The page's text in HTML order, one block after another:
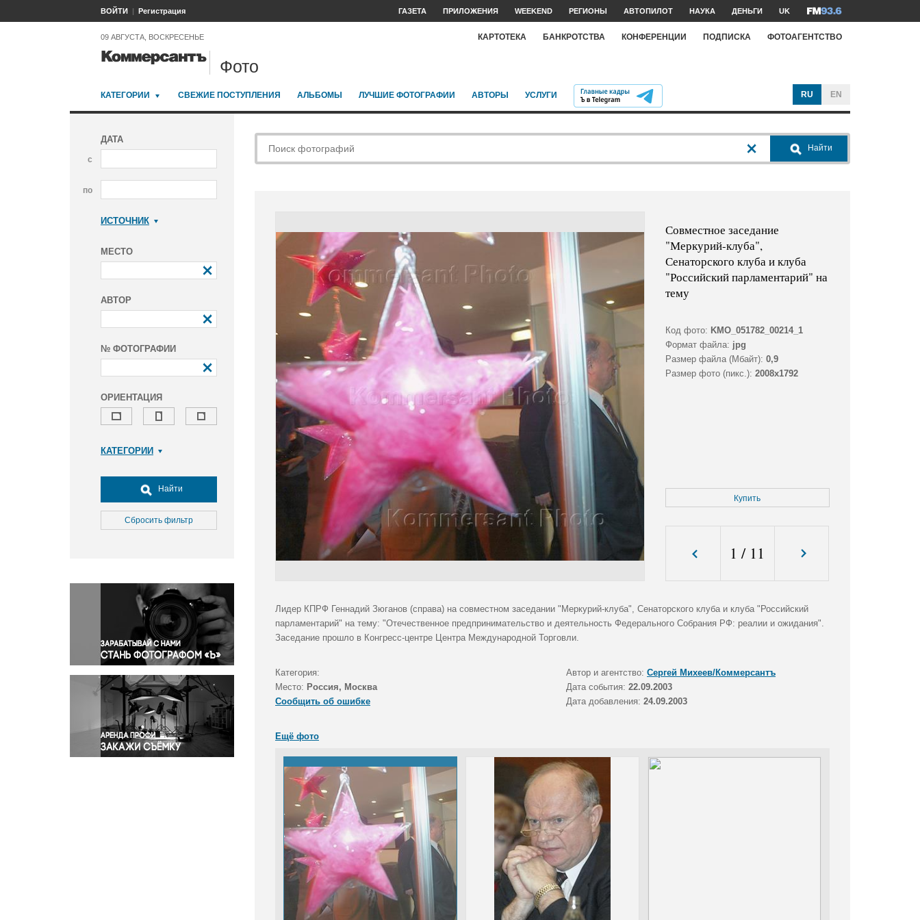
ВОЙТИ Регистрация ГАЗЕТА ПРИЛОЖЕНИЯ WEEKEND РЕГИОНЫ АВТОПИЛОТ НАУКА ДЕНЬГИ UK
09 АВГУСТА, ВОСКРЕСЕНЬЕ КАРТОТЕКА БАНКРОТСТВА КОНФЕРЕНЦИИ ПОДПИСКА ФОТОАГЕНТСТВО
Фото
КАТЕГОРИИ СВЕЖИЕ ПОСТУПЛЕНИЯ АЛЬБОМЫ ЛУЧШИЕ ФОТОГРАФИИ АВТОРЫ УСЛУГИ RU EN
ДАТА
с
по
ИСТОЧНИК
МЕСТО
АВТОР
№ ФОТОГРАФИИ
ОРИЕНТАЦИЯ
КАТЕГОРИИ
Досуг, туризм и отдых
Культура
Медицина
Окружающая среда
Политика
Правосудие
Происшествия и конфликты
Религия
Светская жизнь
Спорт
Экология
Экономика и бизнес
Найти
Сбросить фильтр
Найти
Совместное заседание
"Меркурий-клуба",
Сенаторского клуба и клуба
"Российский парламентарий" на
тему
Код фото: KMO_051782_00214_1
Формат файла: jpg
Размер файла (Мбайт): 0,9
Размер фото (пикс.): 2008x1792
Купить
1 / 11
Лидер КПРФ Геннадий Зюганов (справа) на совместном заседании "Меркурий-клуба", Сенаторского клуба и клуба "Российский
парламентарий" на тему: "Отечественное предпринимательство и деятельность Федерального Собрания РФ: реалии и ожидания".
Заседание прошло в Конгресс-центре Центра Международной Торговли.
Категория: Автор и агентство: Сергей Михеев/Коммерсантъ
Место: Россия, Москва Дата события: 22.09.2003
Сообщить об ошибке
Дата добавления: 24.09.2003
Ещё фото